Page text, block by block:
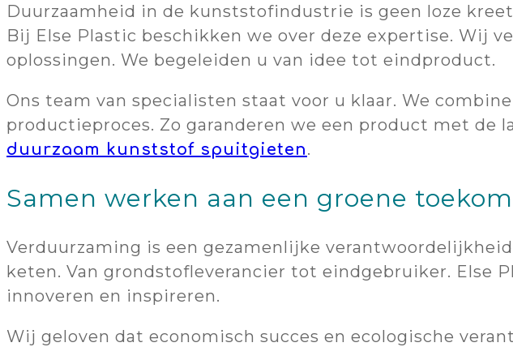
Duurzaamheid in de kunststofindustrie is geen loze
Bij Else Plastic beschikken we over deze expertise. Wij
oplossingen. We begeleiden u van idee tot eindproduct.
Ons team van specialisten staat voor u klaar. We
productieproces. Zo garanderen we een product met
duurzaam kunststof spuitgieten.
Samen werken aan een groene
Verduurzaming is een gezamenlijke
keten. Van grondstofleverancier tot eindgebruiker. Else
innoveren en inspireren.
Wij geloven dat economisch succes en ecologische